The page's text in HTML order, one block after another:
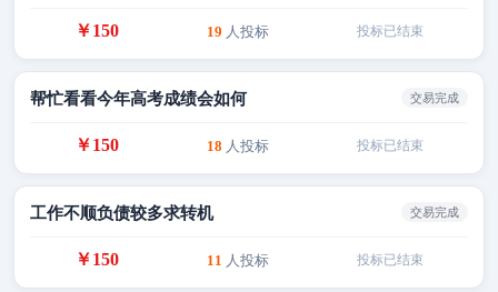
￥150 19 人投标 投标已结束
帮忙看看今年高考成绩会如何 交易完成
￥150 18 人投标 投标已结束
工作不顺负债较多求转机 交易完成
￥150 11 人投标 投标已结束